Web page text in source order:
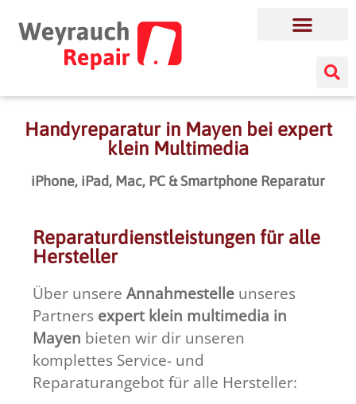
Handyreparatur in Mayen bei expert
klein Multimedia
iPhone, iPad, Mac, PC & Smartphone Reparatur
Reparaturdienstleistungen für alle
Hersteller
Über unsereAnnahmestelle unseres
Partners expert klein multimedia in
Mayen bieten wir dir unseren
komplettes Service- und
Reparaturangebot für alle Hersteller: